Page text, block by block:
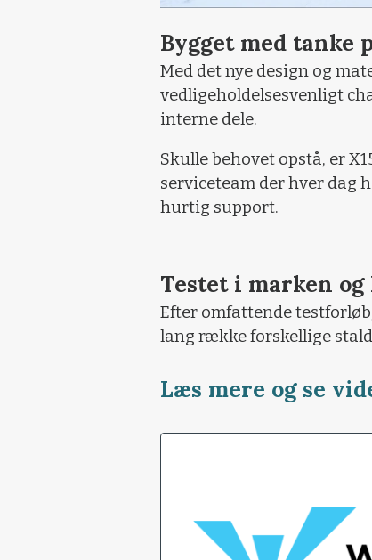
Bygget med tanke
Med det nye design og
vedligeholdelsesvenligt
interne dele.
Skulle behovet opstå, er
serviceteam der hver dag
hurtig support.
Testet i marken
Efter omfattende
lang række forskellige
Læs mere og se